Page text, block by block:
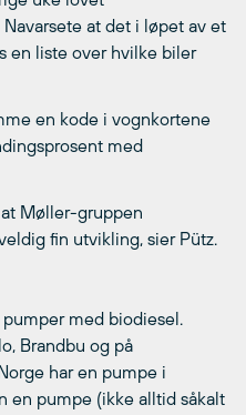
at det i løpet av et
en liste over hvilke biler
en kode i vognkortene
med
Møller-gruppen
fin utvikling, sier Pütz.
med biodiesel.
Brandbu og på
har en pumpe i
en pumpe (ikke alltid såkalt